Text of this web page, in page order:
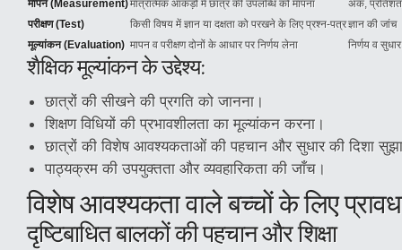
मापन (Measurement)मात्रात्मक आंकड़ों में छात्र की उपलब्धि को मापना
अंक,
परीक्षण (Test)
किसी विषय में ज्ञान या दक्षता को परखने के लिए प्रश्न-पत्रज्ञान की जांच
मूल्यांकन (Evaluation) मापन व परीक्षण दोनों के आधार पर निर्णय लेना निर्णय व
शैक्षिक मूल्यांकन के उद्देश्य:
छात्रों की सीखने की प्रगति को जानना।
शिक्षण विधियों की प्रभावशीलता का मूल्यांकन करना।
छात्रों की विशेष आवश्यकताओं की पहचान और सुधार की दिशा
पाठ्यक्रम की उपयुक्तता और व्यवहारिकता की जाँच।
विशेष आवश्यकता वाले बच्चों के लिए
दृष्टिबाधित बालकों की पहचान और शिक्षा